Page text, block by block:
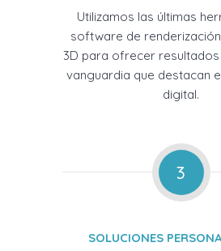
Utilizamos las últimas
software de
3D para ofrecer
vanguardia que destacan
digital.
3
SOLUCIONES